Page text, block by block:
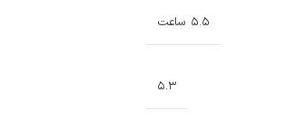
۵.۵ ساعت
۵.۳